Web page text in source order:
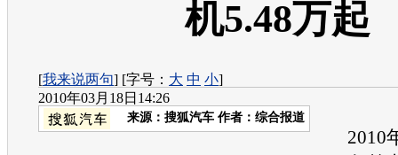
机5.48万起
[我来说两句] [字号： 大 中 小]
2010年03月18日14:26
来源： 搜狐汽车 作者：综合报道
2010年